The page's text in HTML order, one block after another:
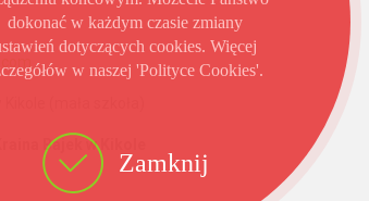
Bajek w Kikole
Zamknij
dokonać w każdym czasie zmiany
dotyczących cookies. Więcej
w naszej 'Polityce Cookies'.